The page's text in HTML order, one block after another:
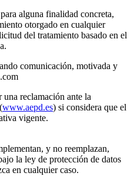
alguna finalidad concreta,
otorgado en cualquier
del tratamiento basado en el
comunicación, motivada y
una reclamación ante la
www.aepd.es) si considera que el
vigente.
y no reemplazan,
la ley de protección de datos
en cualquier caso.